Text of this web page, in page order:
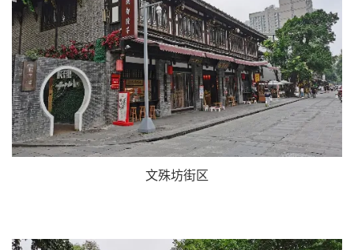
文殊坊街区